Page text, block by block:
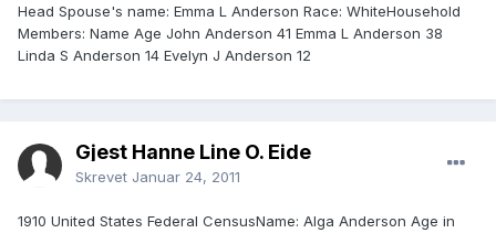
Head Spouse's name: Emma L Anderson Race: WhiteHousehold
Members: Name Age John Anderson 41 Emma L Anderson 38
Linda S Anderson 14 Evelyn J Anderson 12
Gjest Hanne Line O. Eide
Skrevet Januar 24, 2011
1910 United States Federal CensusName: Alga Anderson Age in